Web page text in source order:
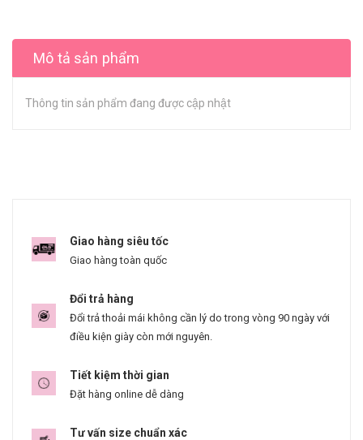
Mô tả sản phẩm
Thông tin sản phẩm đang được cập nhật
Giao hàng siêu tốc
Giao hàng toàn quốc
Đổi trả hàng
Đổi trả thoải mái không cần lý do trong vòng 90 ngày với
điều kiện giày còn mới nguyên.
Tiết kiệm thời gian
Đặt hàng online dễ dàng
Tư vấn size chuẩn xác